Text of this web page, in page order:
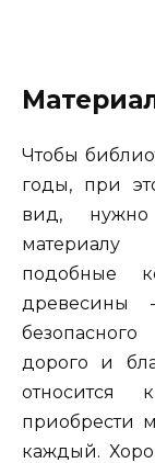
Чтобы
годы, при
вид,
материалу
подобные
древесины
дорого и
относится
приобрести
каждый.